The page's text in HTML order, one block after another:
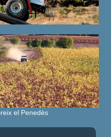
el Penedès